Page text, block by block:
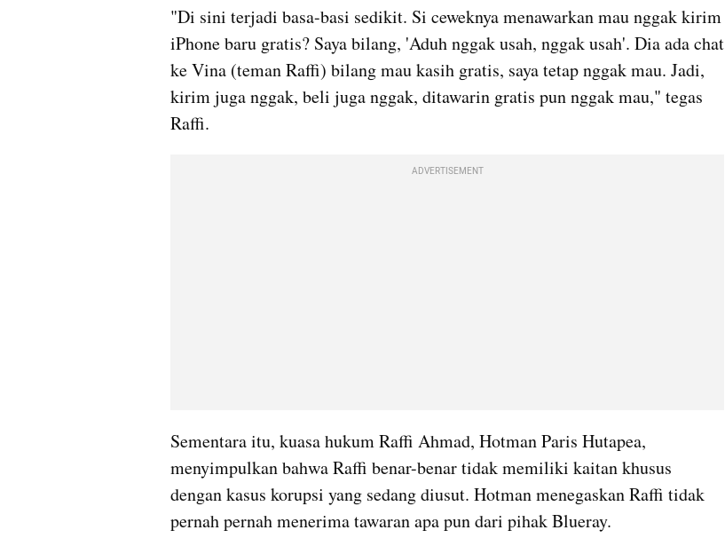
"Di sini terjadi basa-basi sedikit. Si ceweknya menawarkan mau nggak kirim
iPhone baru gratis? Saya bilang, 'Aduh nggak usah, nggak usah'. Dia ada chat
ke Vina (teman Raffi) bilang mau kasih gratis, saya tetap nggak mau. Jadi,
kirim juga nggak, beli juga nggak, ditawarin gratis pun nggak mau," tegas
Raffi.
ADVERTISEMENT
Sementara itu, kuasa hukum Raffi Ahmad, Hotman Paris Hutapea,
menyimpulkan bahwa Raffi benar-benar tidak memiliki kaitan khusus
dengan kasus korupsi yang sedang diusut. Hotman menegaskan Raffi tidak
pernah pernah menerima tawaran apa pun dari pihak Blueray.